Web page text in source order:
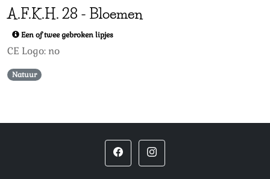
A.F.K.H. 28 - Bloemen
Een of twee gebroken lipjes
CE Logo: no
Natuur